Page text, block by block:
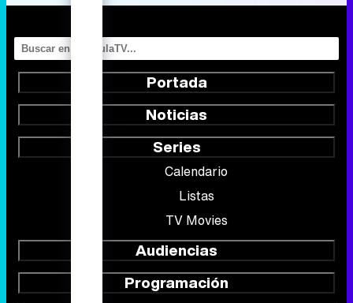
Portada
Noticias
Series
Calendario
Listas
TV Movies
Audiencias
Programación